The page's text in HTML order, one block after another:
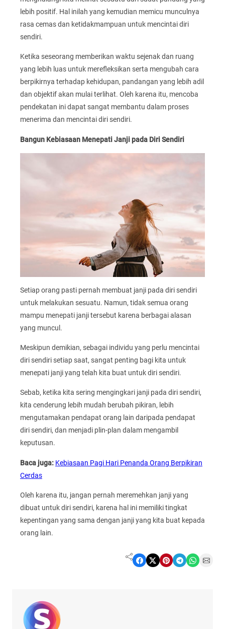
lebih positif. Hal inilah yang kemudian memicu munculnya
rasa cemas dan ketidakmampuan untuk mencintai diri
sendiri.
Ketika seseorang memberikan waktu sejenak dan ruang
yang lebih luas untuk merefleksikan serta mengubah cara
berpikirnya terhadap kehidupan, pandangan yang lebih adil
dan objektif akan mulai terlihat. Oleh karena itu, mencoba
pendekatan ini dapat sangat membantu dalam proses
menerima dan mencintai diri sendiri.
Bangun Kebiasaan Menepati Janji pada Diri Sendiri
Setiap orang pasti pernah membuat janji pada diri sendiri
untuk melakukan sesuatu. Namun, tidak semua orang
mampu menepati janji tersebut karena berbagai alasan
yang muncul.
Meskipun demikian, sebagai individu yang perlu mencintai
diri sendiri setiap saat, sangat penting bagi kita untuk
menepati janji yang telah kita buat untuk diri sendiri.
Sebab, ketika kita sering mengingkari janji pada diri sendiri,
kita cenderung lebih mudah berubah pikiran, lebih
mengutamakan pendapat orang lain daripada pendapat
diri sendiri, dan menjadi plin-plan dalam mengambil
keputusan.
Baca juga: Kebiasaan Pagi Hari Penanda Orang Berpikiran
Cerdas
Oleh karena itu, jangan pernah meremehkan janji yang
dibuat untuk diri sendiri, karena hal ini memiliki tingkat
kepentingan yang sama dengan janji yang kita buat kepada
orang lain.
Share on Facebook Share on X Share on Pinterest Share on Telegram Share on WhatsApp Share on Email